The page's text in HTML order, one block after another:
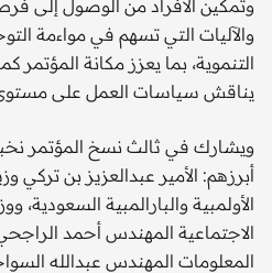
وتمكين الأفراد من الوصول إلى
والآليات التي تسهم في مواءمة
التنموية، بما يعزز مكانة
يناقش سياسات العمل على مستوى
ويشارك في ثالث نسخ المؤتمر
أبرزهم: الأمير عبدالعزيز بن تركي
الأولمبية والبارالمبية السعودية،
الاجتماعية المهندس أحمد
المعلومات المهندس عبدالله